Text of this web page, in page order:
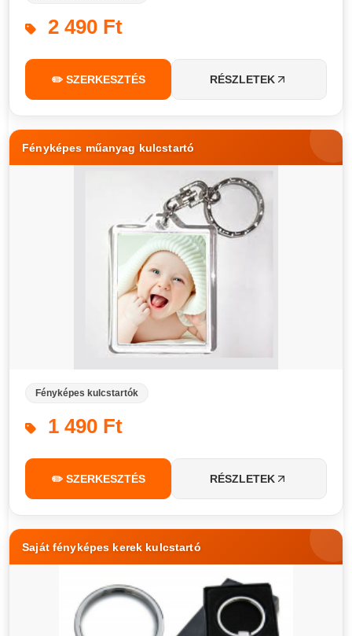
2 490 Ft
✏️ SZERKESZTÉS RÉSZLETEK
Fényképes műanyag kulcstartó
Fényképes kulcstartók
1 490 Ft
✏️ SZERKESZTÉS RÉSZLETEK
Saját fényképes kerek kulcstartó